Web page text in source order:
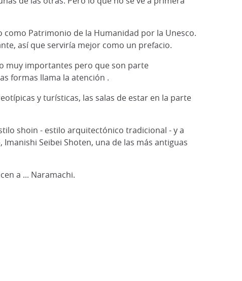
Patrimonio de la Humanidad por la Unesco.
así que serviría mejor como un prefacio.
muy importantes pero que son parte
formas llama la atención .
y turísticas, las salas de estar en la parte
shoin - estilo arquitectónico tradicional - y a
Seibei Shoten, una de las más antiguas
a ... Naramachi.